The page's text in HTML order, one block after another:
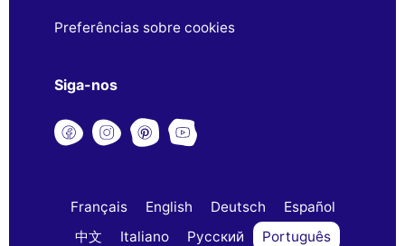
Preferências sobre cookies
Siga-nos
Français English Deutsch
Español
中文
Italiano Русский
Português